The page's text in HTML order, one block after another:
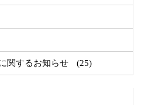
関するお知らせ (25)